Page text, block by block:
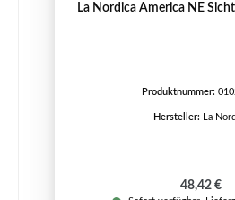
La Nordica America NE
Produktnummer:
Hersteller: La
Regulärer
48,42 €